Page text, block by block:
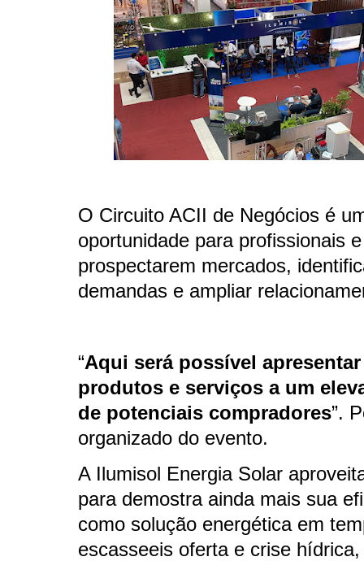
O Circuito ACII de Negócios é
oportunidade para profissionais
prospectarem mercados,
demandas e ampliar
“Aqui será possível
produtos e serviços a um
de potenciais compradores”.
organizado do evento.
A Ilumisol Energia Solar
para demostra ainda mais sua
como solução energética em
escasseeis oferta e crise